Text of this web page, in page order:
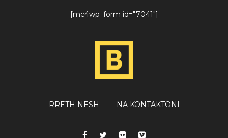
[mc4wp_form id="7041"]
RRETH NESH NA KONTAKTONI